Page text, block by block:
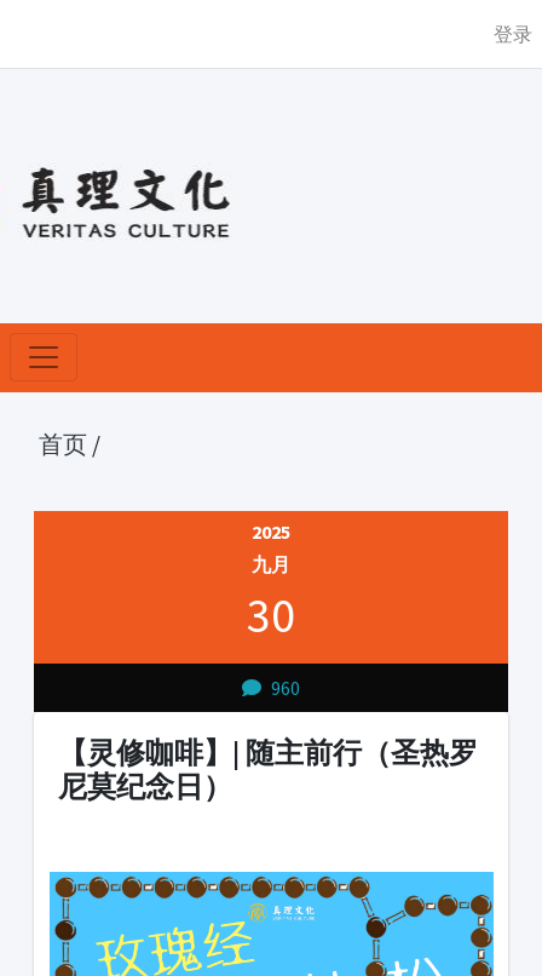
登录
首页 /
2025
九月
30
960
【灵修咖啡】| 随主前行（圣热罗
尼莫纪念日）